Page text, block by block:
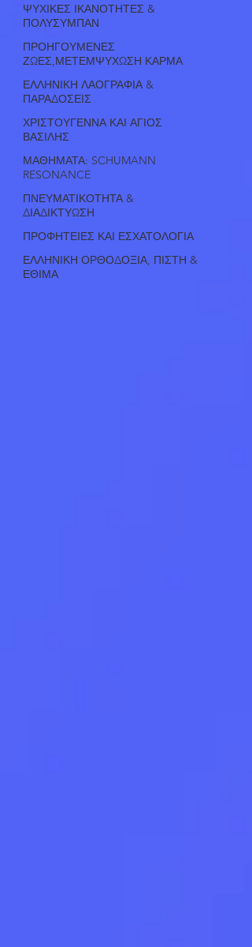
ΨΥΧΙΚΕΣ ΙΚΑΝΟΤΗΤΕΣ &
ΠΟΛΥΣΥΜΠΑΝ
ΠΡΟΗΓΟΥΜΕΝΕΣ
ΖΩΕΣ,ΜΕΤΕΜΨΥΧΩΣΗ ΚΑΡΜΑ
ΕΛΛΗΝΙΚΗ ΛΑΟΓΡΑΦΙΑ &
ΠΑΡΑΔΟΣΕΙΣ
ΧΡΙΣΤΟΥΓΕΝΝΑ ΚΑΙ ΑΓΙΟΣ
ΒΑΣΙΛΗΣ
ΜΑΘΗΜΑΤΑ: SCHUMANN
RESONANCE
ΠΝΕΥΜΑΤΙΚΟΤΗΤΑ &
ΔΙΑΔΙΚΤΥΩΣΗ
ΠΡΟΦΗΤΕΙΕΣ ΚΑΙ ΕΣΧΑΤΟΛΟΓΙΑ
ΕΛΛΗΝΙΚΗ ΟΡΘΟΔΟΞΙΑ, ΠΙΣΤΗ &
ΕΘΙΜΑ